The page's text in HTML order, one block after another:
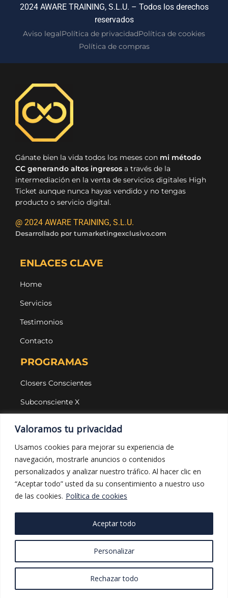
Valoramos tu privacidad
Usamos cookies para mejorar su experiencia de
navegación, mostrarle anuncios o contenidos
personalizados y analizar nuestro tráfico. Al hacer clic en
“Aceptar todo” usted da su consentimiento a nuestro uso
de las cookies. Política de cookies
Personalizar
Rechazar todo
Aceptar todo
2024 AWARE TRAINING, S.L.U. – Todos los derechos
reservados
Aviso legalPolítica de privacidadPolítica de cookies
Política de compras
Gánate bien la vida todos los meses con mi método
CC generando altos ingresos a través de la
intermediación en la venta de servicios digitales High
Ticket aunque nunca hayas vendido y no tengas
producto o servicio digital.
@ 2024 AWARE TRAINING, S.L.U.
Desarrollado por tumarketingexclusivo.com
ENLACES CLAVE
Home
Servicios
Testimonios
Contacto
PROGRAMAS
Closers Conscientes
Subconsciente X
LEGAL Y PROTECCIÓN
Aviso legal
Política de privacidad
Política de cookies
FUNDACIÓN UNA MANO AMIGA POR AMOR &
CLOSERS CONSCIENTES TRABAJANDO POR UN